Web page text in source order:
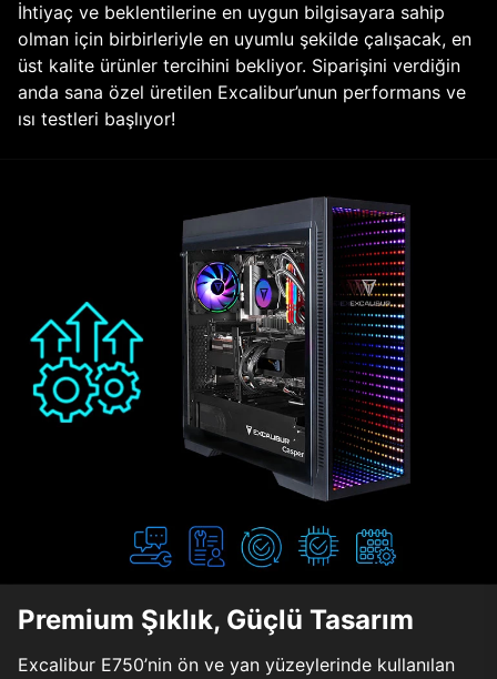
İhtiyaç ve beklentilerine en uygun bilgisayara sahip
olman için birbirleriyle en uyumlu şekilde çalışacak, en
üst kalite ürünler tercihini bekliyor. Siparişini verdiğin
anda sana özel üretilen Excalibur’unun performans ve
ısı testleri başlıyor!
Premium Şıklık, Güçlü Tasarım
Excalibur E750’nin ön ve yan yüzeylerinde kullanılan